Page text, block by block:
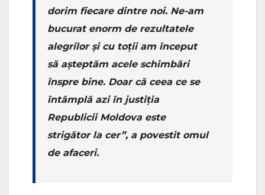
dorim fiecare dintre noi. Ne-am
bucurat enorm de rezultatele
alegrilor și cu toții am început
să așteptăm acele schimbări
înspre bine. Doar că ceea ce se
întâmplă azi în justiția
Republicii Moldova este
strigător la cer”, a povestit omul
de afaceri.